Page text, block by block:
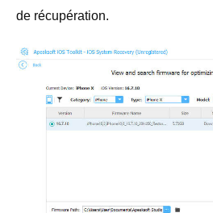
de récupération.